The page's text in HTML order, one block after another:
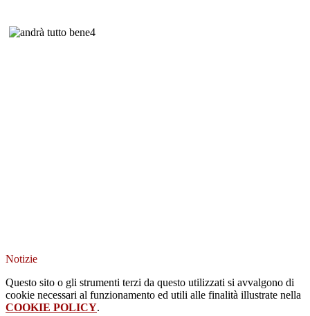
Notizie
Questo sito o gli strumenti terzi da questo utilizzati si avvalgono di
cookie necessari al funzionamento ed utili alle finalità illustrate nella
COOKIE POLICY.